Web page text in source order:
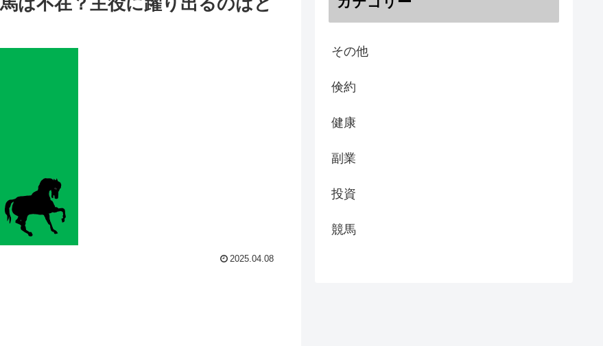
2025.04.08
その他
倹約
健康
副業
投資
競馬